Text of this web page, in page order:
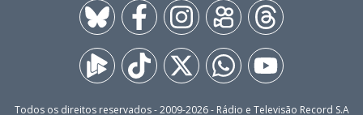
Todos os direitos reservados - 2009-2026- Rádio e Televisão Record S.A